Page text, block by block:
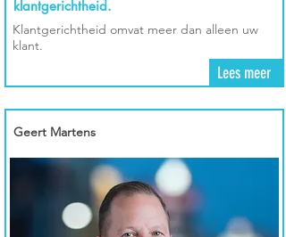
klantgerichtheid.
Klantgerichtheid omvat meer dan alleen uw
klant.
Lees meer
Geert Martens